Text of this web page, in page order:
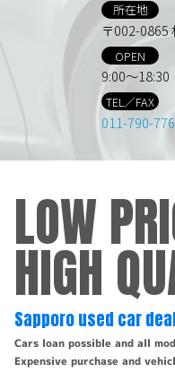
所在地
〒002-0865
OPEN
9:00～18:30
TEL／FAX
011-790-
LOW
HIGH
Sapporo used car
Cars loan possible and all
Expensive purchase and